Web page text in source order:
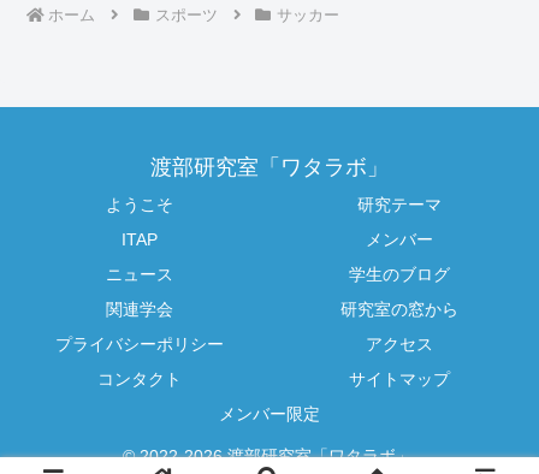
ホーム スポーツ サッカー
渡部研究室「ワタラボ」
ようこそ
研究テーマ
ITAP
メンバー
ニュース
学生のブログ
関連学会
研究室の窓から
プライバシーポリシー
アクセス
コンタクト
サイトマップ
メンバー限定
© 2022-2026 渡部研究室「ワタラボ」.